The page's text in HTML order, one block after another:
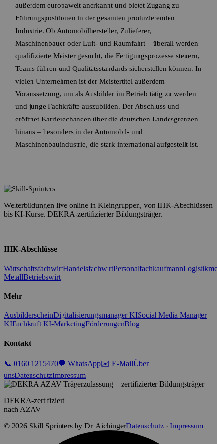
außerdem europaweit anerkannt und bietet Zugang zu
Führungspositionen in der gesamten produzierenden
Industrie. Ob Automobilhersteller, Zulieferer,
Maschinenbauer oder Luft- und Raumfahrt – überall werden
qualifizierte Meister gesucht, die Fertigungsprozesse steuern,
Teams führen und Qualitätsstandards sicherstellen können. In
vielen Unternehmen ist der Meistertitel außerdem
Voraussetzung, um als Ausbilder im Betrieb tätig zu werden
und junge Fachkräfte auszubilden. Der Abschluss und
eröffnet Karrierechancen über die deutschen Landesgrenzen
hinaus – besonders in der Automobil- und
Maschinenbauindustrie, die stark international aufgestellt ist.
Weiterbildungen live online in Kleingruppen, von IHK-Abschlüssen
bis KI-Kurse. DEKRA-zertifizierter Bildungsträger.
IHK-Abschlüsse
WirtschaftsfachwirtHandelsfachwirtPersonalfachkaufmann
MetallBetriebswirt
Mehr
AusbilderscheinDigitalisierungsmanager KISocial Media Manager
KIFachkraft KI-MarketingFörderungenBlog
Kontakt
📞 0160 1215470💬 WhatsApp✉️ E-MailÜber
unsDatenschutzImpressum
DEKRA-zertifiziert
nach AZAV
© 2026 Skill-Sprinters by Dr. AichingerDatenschutz · Impressum